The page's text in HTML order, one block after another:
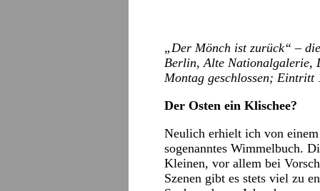
„Der Mönch ist zurück“ –
Berlin, Alte Nationalgalerie,
Montag geschlossen;
Der Osten ein Klischee?
Neulich erhielt ich von
sogenanntes Wimmelbuch.
Kleinen, vor allem bei
Szenen gibt es stets viel zu